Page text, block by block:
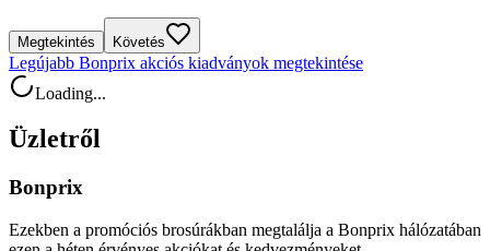
Megtekintés Követés
Legújabb Bonprix akciós kiadványok megtekintése
Loading...
Üzletről
Bonprix
Ezekben a promóciós brosúrákban megtalálja a Bonprix hálózatában